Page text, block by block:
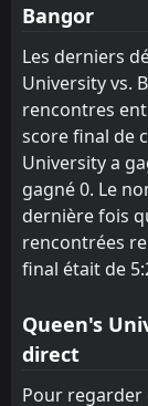
FT
03Aug
13:00
27Jul
Bangor
Les derniers
University vs.
rencontres
score final de
University a
gagné 0. Le
dernière fois
rencontrées
final était de
Queen's
direct
Pour